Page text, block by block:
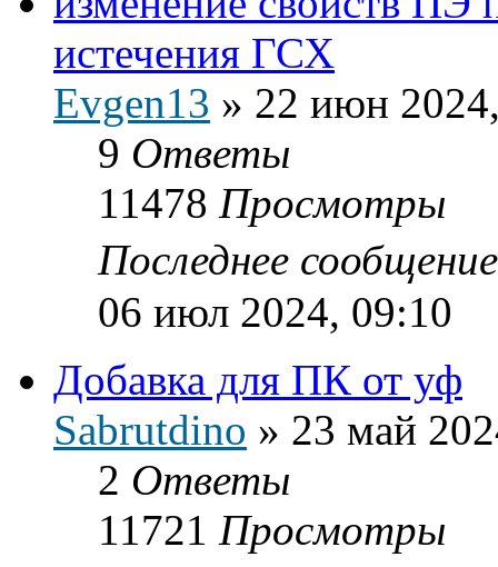
истечения ГСХ
Evgen13 » 22 июн
9 Ответы
11478 Просмотры
Последнее
06 июл 2024, 09:10
Добавка для ПК от уф
Sabrutdino » 23 май
2 Ответы
11721 Просмотры